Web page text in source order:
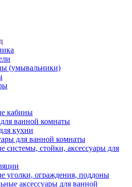
(умывальники)
кабины
ванной комнаты
кухни
для ванной комнаты
системы, стойки, аксессуары для
уголки, ограждения, поддоны
аксессуары для ванной